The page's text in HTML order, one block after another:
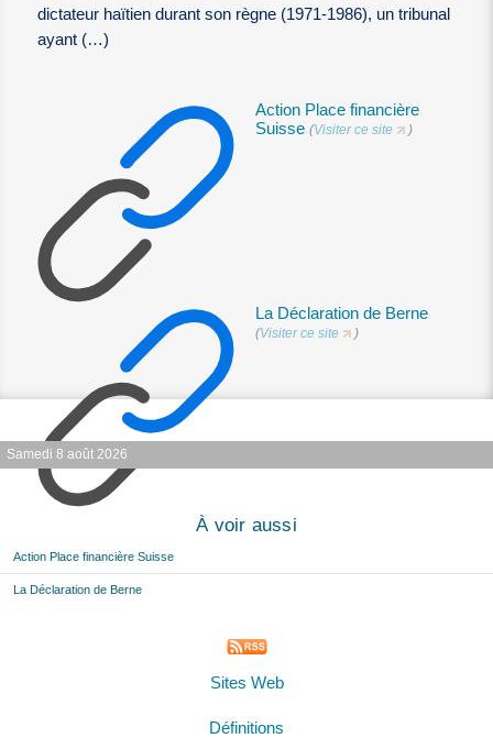
dictateur haïtien durant son règne (1971-1986), un tribunal
ayant (…)
Action Place financière
Suisse (Visiter ce site )
La Déclaration de Berne
(Visiter ce site )
Samedi 8 août 2026
À voir aussi
Action Place financière Suisse
La Déclaration de Berne
Sites Web
Définitions